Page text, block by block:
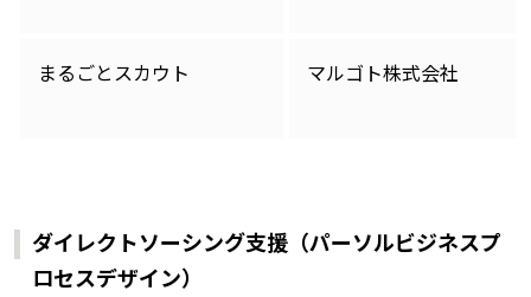
まるごとスカウト マルゴト株式会社
ダイレクトソーシング支援（パーソルビジネスプ
ロセスデザイン）